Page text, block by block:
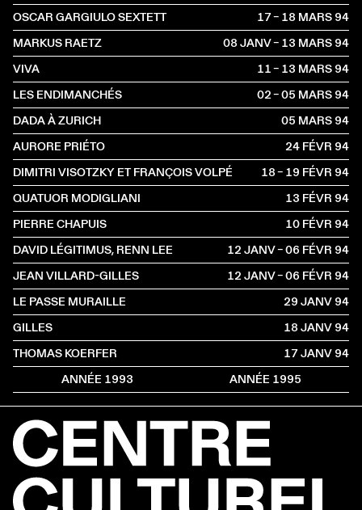
OSCAR GARGIULO SEXTETT
17 – 18 MARS1994
MARKUS RAETZ
08 JANV – 13 MARS1994
VIVA
11 – 13 MARS1994
LES ENDIMANCHÉS
02 – 05 MARS1994
DADA À ZURICH
05 MARS1994
AURORE PRIÉTO
24 FÉVR1994
DIMITRI VISOTZKY ET FRANÇOIS VOLPÉ
18 – 19 FÉVR1994
QUATUOR MODIGLIANI
13 FÉVR1994
PIERRE CHAPUIS
10 FÉVR1994
DAVID LÉGITIMUS, RENN LEE
12 JANV – 06 FÉVR1994
JEAN VILLARD-GILLES
12 JANV – 06 FÉVR1994
LE PASSE MURAILLE
29 JANV1994
GILLES
18 JANV1994
THOMAS KOERFER
17 JANV1994
ANNÉE 1993
ANNÉE 1995